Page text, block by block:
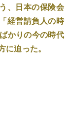
、日本の保険会
経営請負人の時
かりの今の時代
迫った。